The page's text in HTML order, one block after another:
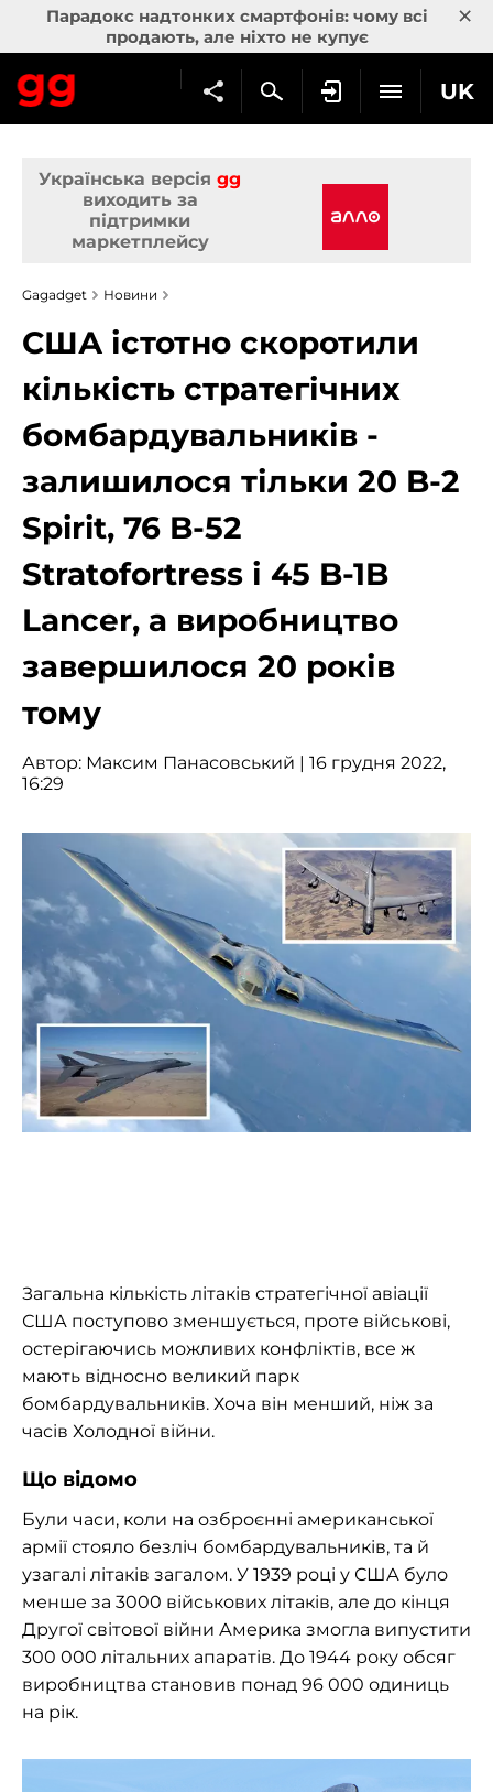
Парадокс надтонких смартфонів: чому всі
продають, але ніхто не купує
×
UK
Українська версія gg
виходить за
підтримки
маркетплейсу
Gagadget Новини
США істотно скоротили
кількість стратегічних
бомбардувальників -
залишилося тільки 20 B-2
Spirit, 76 B-52
Stratofortress і 45 B-1B
Lancer, а виробництво
завершилося 20 років
тому
Автор: Максим Панасовський | 16 грудня 2022,
16:29
Загальна кількість літаків стратегічної авіації
США поступово зменшується, проте військові,
остерігаючись можливих конфліктів, все ж
мають відносно великий парк
бомбардувальників. Хоча він менший, ніж за
часів Холодної війни.
Що відомо
Були часи, коли на озброєнні американської
армії стояло безліч бомбардувальників, та й
узагалі літаків загалом. У 1939 році у США було
менше за 3000 військових літаків, але до кінця
Другої світової війни Америка змогла випустити
300 000 літальних апаратів. До 1944 року обсяг
виробництва становив понад 96 000 одиниць
на рік.